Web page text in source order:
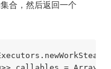
合，然后返回一个